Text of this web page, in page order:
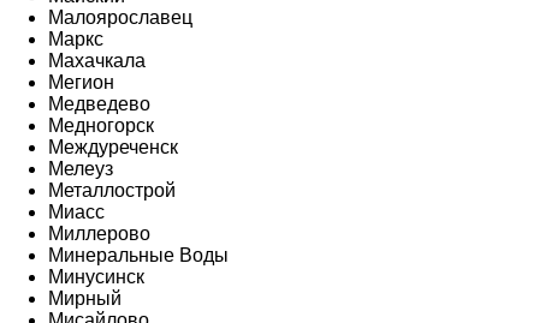
Малоярославец
Маркс
Махачкала
Мегион
Медведево
Медногорск
Междуреченск
Мелеуз
Металлострой
Миасс
Миллерово
Минеральные Воды
Минусинск
Мирный